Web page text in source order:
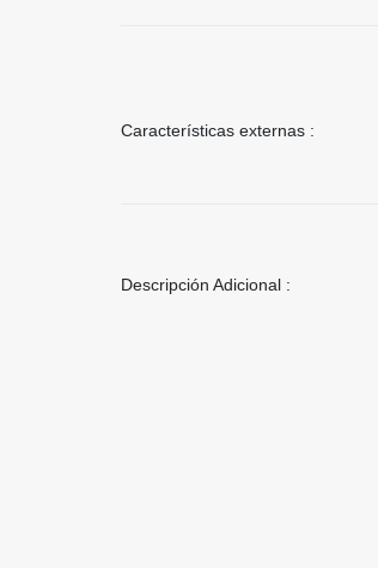
Características externas :
Descripción Adicional :